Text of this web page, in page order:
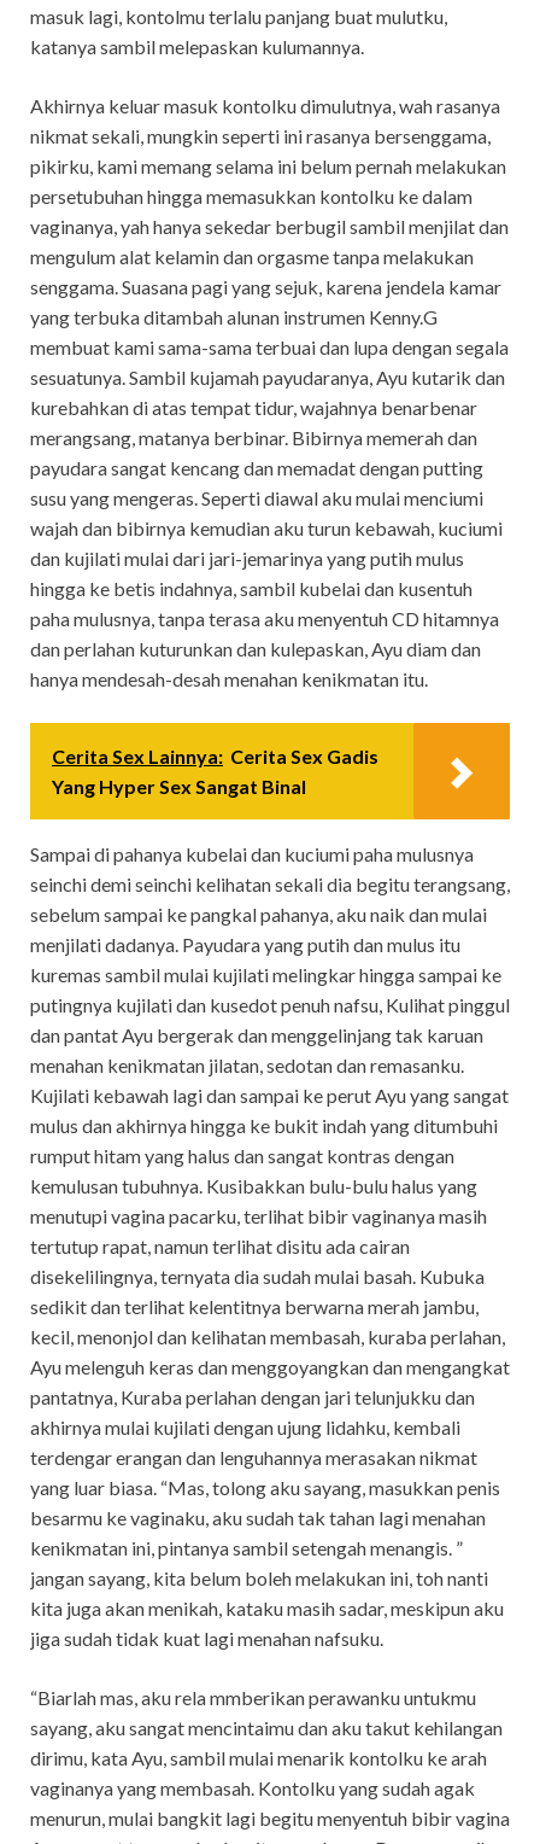
masuk lagi, kontolmu terlalu panjang buat mulutku,
katanya sambil melepaskan kulumannya.
Akhirnya keluar masuk kontolku dimulutnya, wah rasanya
nikmat sekali, mungkin seperti ini rasanya bersenggama,
pikirku, kami memang selama ini belum pernah melakukan
persetubuhan hingga memasukkan kontolku ke dalam
vaginanya, yah hanya sekedar berbugil sambil menjilat dan
mengulum alat kelamin dan orgasme tanpa melakukan
senggama. Suasana pagi yang sejuk, karena jendela kamar
yang terbuka ditambah alunan instrumen Kenny.G
membuat kami sama-sama terbuai dan lupa dengan segala
sesuatunya. Sambil kujamah payudaranya, Ayu kutarik dan
kurebahkan di atas tempat tidur, wajahnya benarbenar
merangsang, matanya berbinar. Bibirnya memerah dan
payudara sangat kencang dan memadat dengan putting
susu yang mengeras. Seperti diawal aku mulai menciumi
wajah dan bibirnya kemudian aku turun kebawah, kuciumi
dan kujilati mulai dari jari-jemarinya yang putih mulus
hingga ke betis indahnya, sambil kubelai dan kusentuh
paha mulusnya, tanpa terasa aku menyentuh CD hitamnya
dan perlahan kuturunkan dan kulepaskan, Ayu diam dan
hanya mendesah-desah menahan kenikmatan itu.
Cerita Sex Lainnya: Cerita Sex Gadis
Yang Hyper Sex Sangat Binal
Sampai di pahanya kubelai dan kuciumi paha mulusnya
seinchi demi seinchi kelihatan sekali dia begitu terangsang,
sebelum sampai ke pangkal pahanya, aku naik dan mulai
menjilati dadanya. Payudara yang putih dan mulus itu
kuremas sambil mulai kujilati melingkar hingga sampai ke
putingnya kujilati dan kusedot penuh nafsu, Kulihat pinggul
dan pantat Ayu bergerak dan menggelinjang tak karuan
menahan kenikmatan jilatan, sedotan dan remasanku.
Kujilati kebawah lagi dan sampai ke perut Ayu yang sangat
mulus dan akhirnya hingga ke bukit indah yang ditumbuhi
rumput hitam yang halus dan sangat kontras dengan
kemulusan tubuhnya. Kusibakkan bulu-bulu halus yang
menutupi vagina pacarku, terlihat bibir vaginanya masih
tertutup rapat, namun terlihat disitu ada cairan
disekelilingnya, ternyata dia sudah mulai basah. Kubuka
sedikit dan terlihat kelentitnya berwarna merah jambu,
kecil, menonjol dan kelihatan membasah, kuraba perlahan,
Ayu melenguh keras dan menggoyangkan dan mengangkat
pantatnya, Kuraba perlahan dengan jari telunjukku dan
akhirnya mulai kujilati dengan ujung lidahku, kembali
terdengar erangan dan lenguhannya merasakan nikmat
yang luar biasa. “Mas, tolong aku sayang, masukkan penis
besarmu ke vaginaku, aku sudah tak tahan lagi menahan
kenikmatan ini, pintanya sambil setengah menangis. ”
jangan sayang, kita belum boleh melakukan ini, toh nanti
kita juga akan menikah, kataku masih sadar, meskipun aku
jiga sudah tidak kuat lagi menahan nafsuku.
“Biarlah mas, aku rela mmberikan perawanku untukmu
sayang, aku sangat mencintaimu dan aku takut kehilangan
dirimu, kata Ayu, sambil mulai menarik kontolku ke arah
vaginanya yang membasah. Kontolku yang sudah agak
menurun, mulai bangkit lagi begitu menyentuh bibir vagina